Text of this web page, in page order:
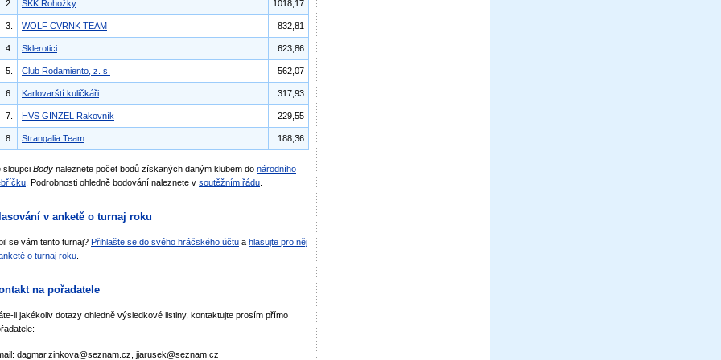
2. SKK Rohožky 1018,17
3. WOLF CVRNK TEAM 832,81
4. Sklerotici 623,86
5. Club Rodamiento, z. s. 562,07
6. Karlovarští kuličkáři 317,93
7. HVS GINZEL Rakovník 229,55
8. Strangalia Team 188,36
sloupci Body naleznete počet bodů získaných daným klubem do národního
. Podrobnosti ohledně bodování naleznete v soutěžním řádu
v anketě o turnaj roku
se vám tento turnaj? Přihlašte se do svého hráčského účtu a hlasujte pro něj
o turnaj roku
na pořadatele
li jakékoliv dotazy ohledně výsledkové listiny, kontaktujte prosím přímo
dagmar.zinkova@seznam.cz, jjarusek@seznam.cz